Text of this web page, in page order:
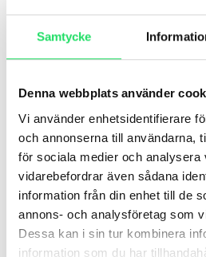
Samtycke
Denna webbplats använder
Vi använder enhetsidentifierare
och annonserna till användarna,
för sociala medier och analysera
vidarebefordrar även sådana
information från din enhet till de
annons- och analysföretag som
Dessa kan i sin tur kombinera
information som du har
Referenser
components:
regulation.Am J Clin
94.
Sabharwal, S., et al.,The
quality of health
management of hip
review of the literature.
Swinburn, B., G. Sacks,
Increased food energy